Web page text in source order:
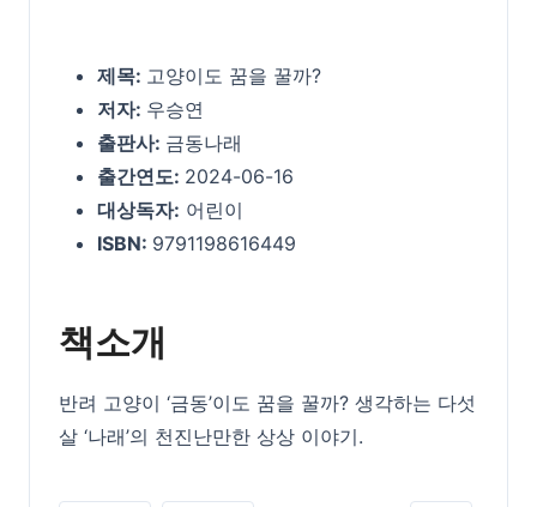
제목: 고양이도 꿈을 꿀까?
저자: 우승연
출판사: 금동나래
출간연도: 2024-06-16
대상독자: 어린이
ISBN: 9791198616449
책소개
반려 고양이 ‘금동’이도 꿈을 꿀까? 생각하는 다섯
살 ‘나래’의 천진난만한 상상 이야기.